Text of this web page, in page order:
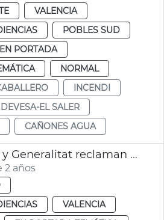
VALENCIA
POBLES SUD
EN PORTADA
NORMAL
INCENDI
DEVESA-EL SALER
CAÑONES AGUA
Ayuntamiento y Generalitat reclaman más efectivos de Guardia Civil en el Saler
2 años
VALENCIA